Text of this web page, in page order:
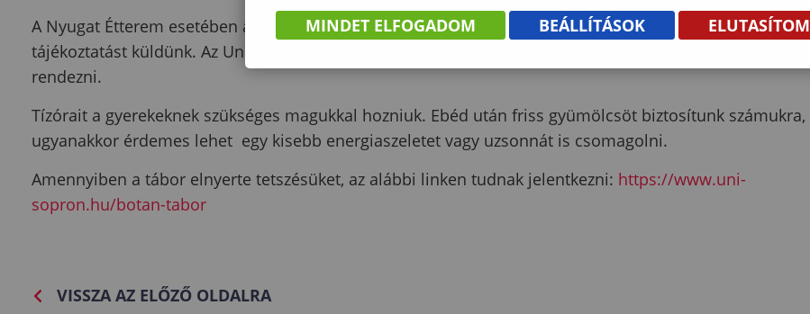
A Nyugat Étterem esetében az étkezés befizetése személyesen történik majd, ennek részleteiről külön
tájékoztatást küldünk. Az Unikum Vendéglő étkezésének díját a tábor első napján a szervezőknél lehet
rendezni.
Tízórait a gyerekeknek szükséges magukkal hozniuk. Ebéd után friss gyümölcsöt biztosítunk számukra,
ugyanakkor érdemes lehet egy kisebb energiaszeletet vagy uzsonnát is csomagolni.
Amennyiben a tábor elnyerte tetszésüket, az alábbi linken tudnak jelentkezni: https://www.uni-
sopron.hu/botan-tabor
VISSZA AZ ELŐZŐ OLDALRA
MINDET ELFOGADOM BEÁLLÍTÁSOK ELUTASÍTOM